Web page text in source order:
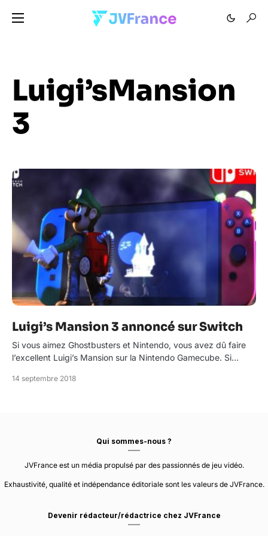
Luigi’sMansion
3
Luigi’s Mansion 3 annoncé sur Switch
Si vous aimez Ghostbusters et Nintendo, vous avez dû faire
l’excellent Luigi’s Mansion sur la Nintendo Gamecube. Si…
14 septembre 2018
Qui sommes-nous ?
JVFrance est un média propulsé par des passionnés de jeu vidéo.
Exhaustivité, qualité et indépendance éditoriale sont les valeurs de JVFrance.
Devenir rédacteur/rédactrice chez JVFrance